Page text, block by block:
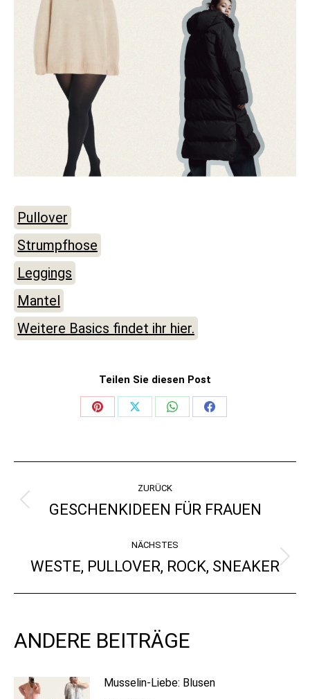
Pullover
Strumpfhose
Leggings
Mantel
Weitere Basics findet ihr hier.
Teilen Sie diesen Post
Share
Share
Share
Share
ZURÜCK
Vorheriger
GESCHENKIDEEN FÜR FRAUEN
NÄCHSTES
Nächster
WESTE, PULLOVER, ROCK, SNEAKER
ANDERE BEITRÄGE
Musselin-Liebe: Blusen